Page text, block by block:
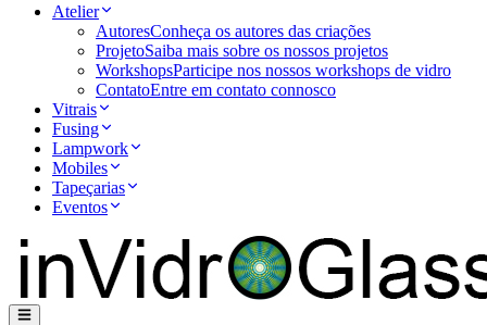
Atelier
AutoresConheça os autores das criações
ProjetoSaiba mais sobre os nossos projetos
WorkshopsParticipe nos nossos workshops de vidro
ContatoEntre em contato connosco
Vitrais
Fusing
Lampwork
Mobiles
Tapeçarias
Eventos